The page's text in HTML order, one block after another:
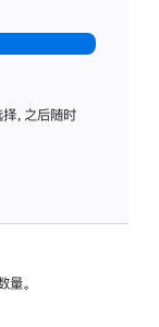
，之后随时
量。